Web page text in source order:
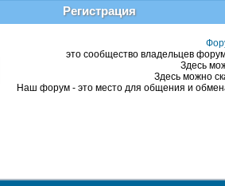
Регистрация
это сообщество владельцев
Здесь
Здесь можно
Наш форум - это место для общения и